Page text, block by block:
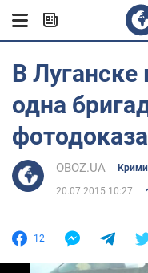
В
одна
OBOZ.UA
20.07.2015 10:27
12